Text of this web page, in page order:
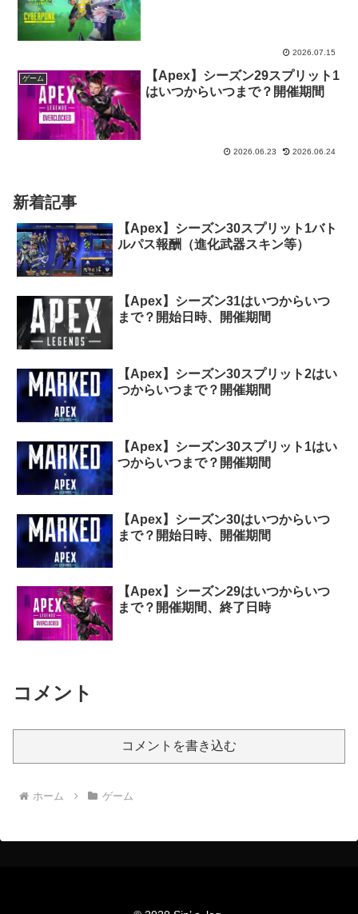
2026.07.15
ゲーム
【Apex】シーズン29スプリット1
はいつからいつまで？開催期間
2026.06.23 2026.06.24
新着記事
【Apex】シーズン30スプリット1バト
ルパス報酬（進化武器スキン等）
【Apex】シーズン31はいつからいつ
まで？開始日時、開催期間
【Apex】シーズン30スプリット2はい
つからいつまで？開催期間
【Apex】シーズン30スプリット1はい
つからいつまで？開催期間
【Apex】シーズン30はいつからいつ
まで？開始日時、開催期間
【Apex】シーズン29はいつからいつ
まで？開催期間、終了日時
コメント
コメントを書き込む
ホーム ゲーム